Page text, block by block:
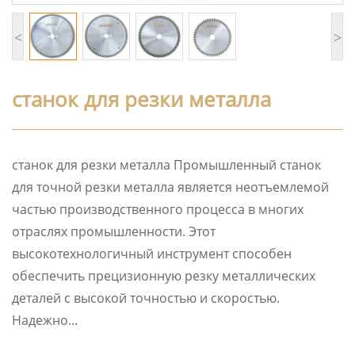
< >
станок для резки металла
станок для резки металла Промышленный станок
для точной резки металла является неотъемлемой
частью производственного процесса в многих
отраслях промышленности. Этот
высокотехнологичный инструмент способен
обеспечить прецизионную резку металлических
деталей с высокой точностью и скоростью.
Надежно...